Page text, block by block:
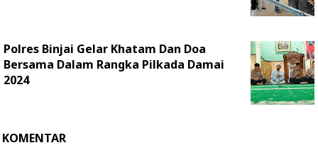
Polres Binjai Gelar Khatam Dan Doa
Bersama Dalam Rangka Pilkada Damai
2024
KOMENTAR